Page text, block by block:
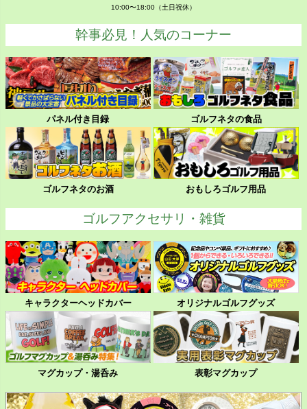
10:00〜18:00（土日祝休）
幹事必見！人気のコーナー
パネル付き目録 ゴルフネタの食品
ゴルフネタのお酒 おもしろゴルフ用品
ゴルフアクセサリ・雑貨
キャラクターヘッドカバー オリジナルゴルフグッズ
マグカップ・湯呑み 表彰マグカップ